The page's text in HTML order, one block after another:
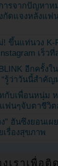
ารจากปัญหาห
กัดแจงหลังแฟ
! ขึ้นแท่นวง K-
เร็วที่
อีกครั้งใ
รู้ว่าวันนี้สำคัญ
กับเพื่อนหนุ่ม
ฟนๆจับตาชีวิต
” ฮันซึงยอนเผ
รื่องสุขภาพ
เราเพื่อติ